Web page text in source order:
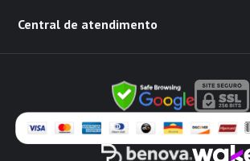
Central de atendimento